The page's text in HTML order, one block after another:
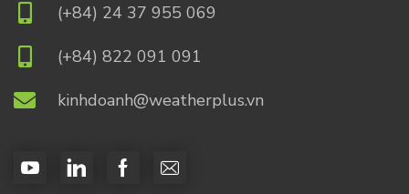
(+84) 24 37 955 069
(+84) 822 091 091
kinhdoanh@weatherplus.vn